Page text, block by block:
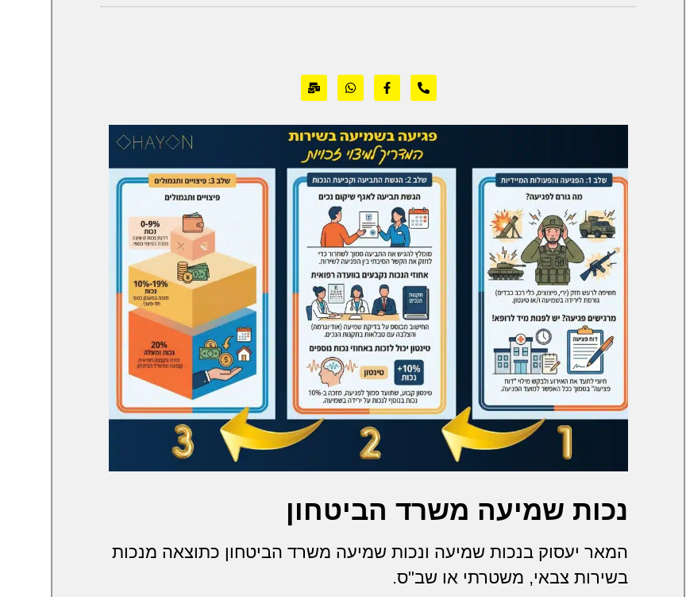
נכות שמיעה משרד הביטחון
המאר יעסוק בנכות שמיעה ונכות שמיעה משרד הביטחון כתוצאה מנכות
בשירות צבאי, משטרתי או שב"ס.